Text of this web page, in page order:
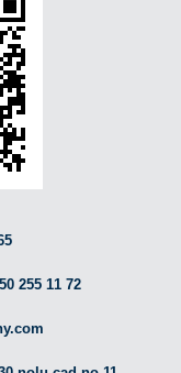
255 11 72